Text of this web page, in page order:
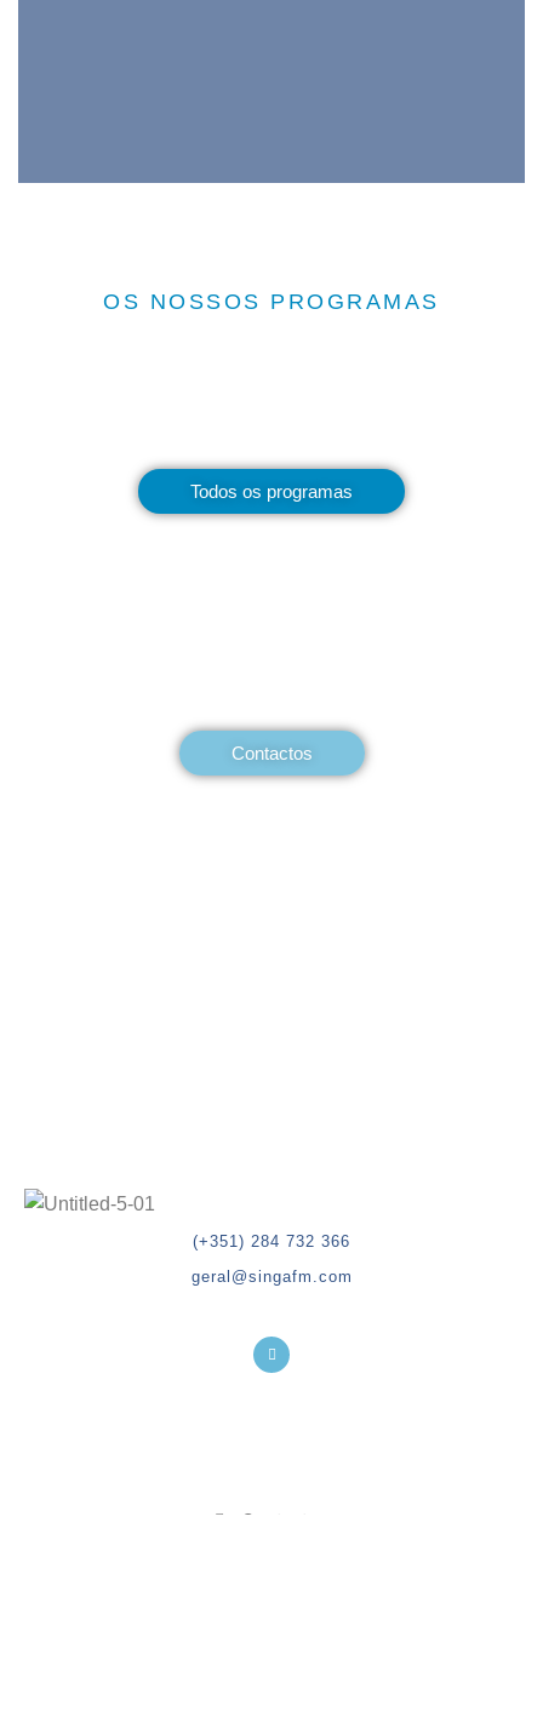
OS NOSSOS PROGRAMAS
Todos os programas
Contactos
(+351) 284 732 366
geral@singafm.com
Contactos